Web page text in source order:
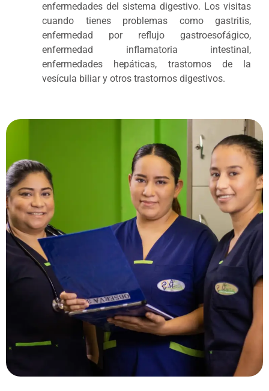
enfermedades del sistema digestivo. Los visitas
cuando tienes problemas como gastritis,
enfermedad por reflujo gastroesofágico,
enfermedad inflamatoria intestinal,
enfermedades hepáticas, trastornos de la
vesícula biliar y otros trastornos digestivos.